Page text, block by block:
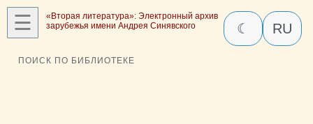
☰
«Вторая литература»: Электронный архив
зарубежья имени Андрея Синявского
☾ RU
ПОИСК ПО БИБЛИОТЕКЕ